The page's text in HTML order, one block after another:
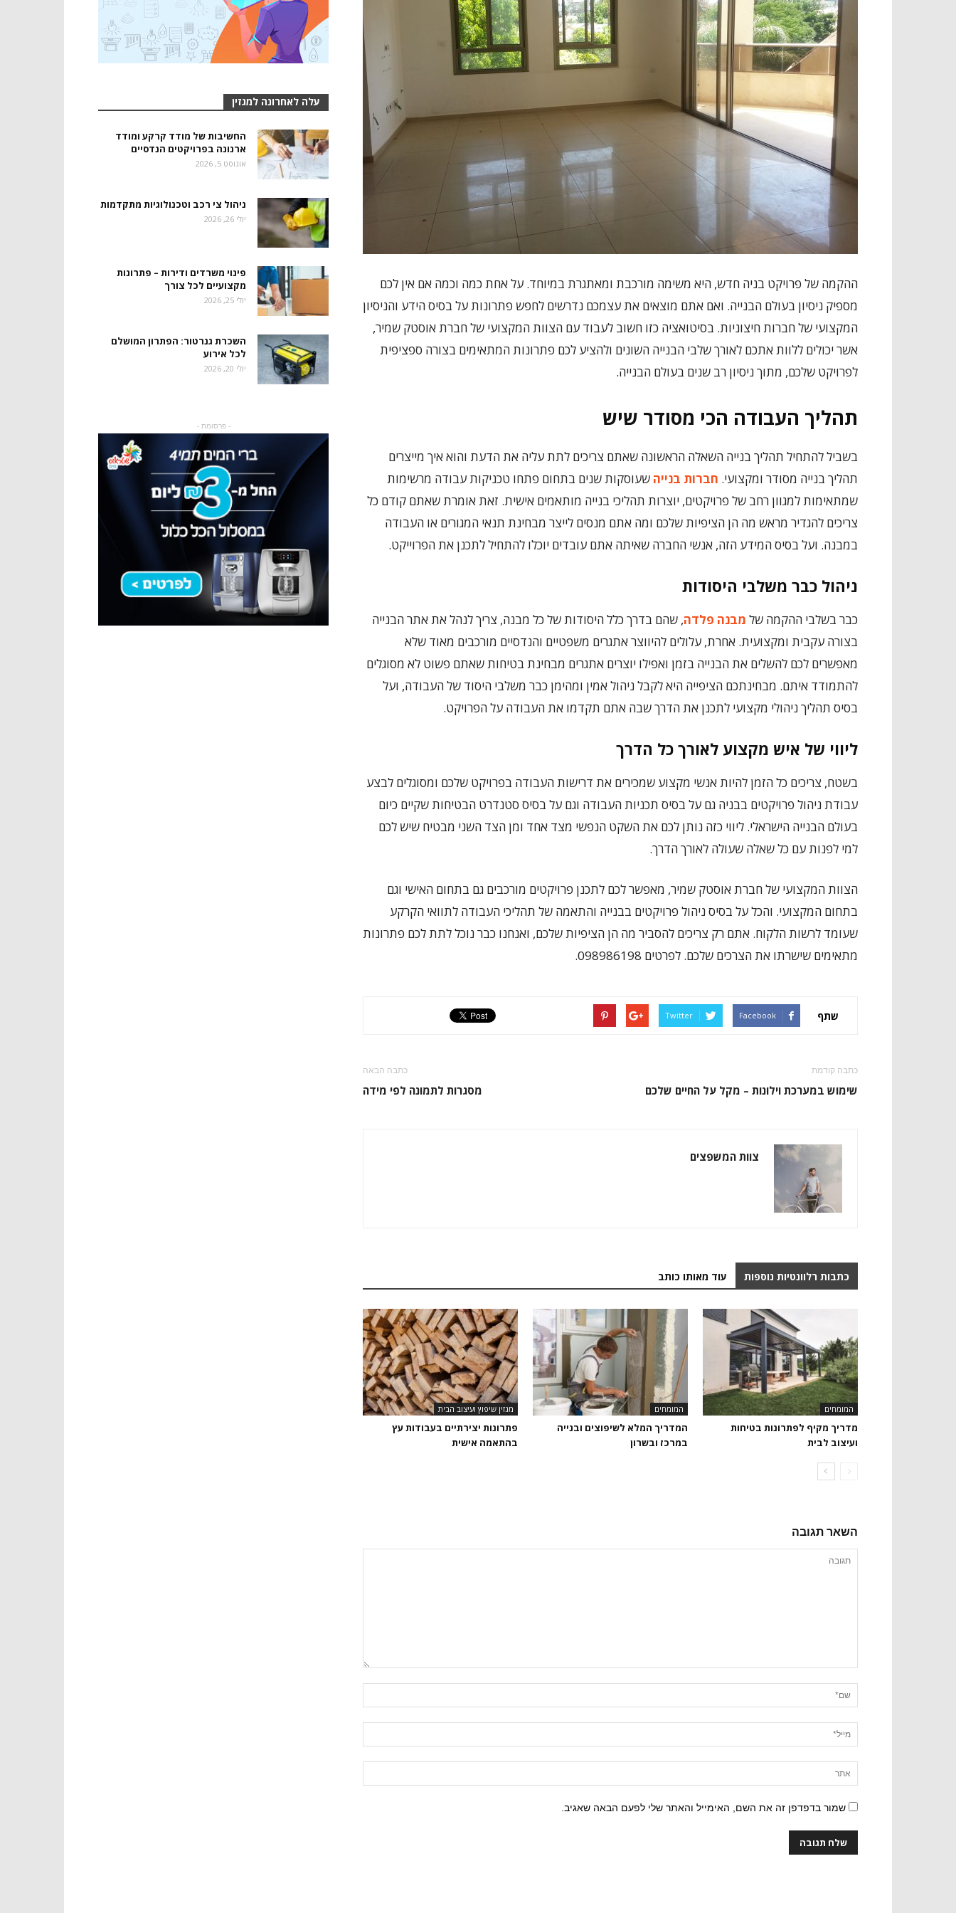
ההקמה של פרויקט בניה חדש, היא משימה מורכבת ומאתגרת במיוחד. על אחת כמה וכמה אם אין לכם
מספיק ניסיון בעולם הבנייה. ואם אתם מוצאים את עצמכם נדרשים לחפש פתרונות על בסיס הידע והניסיון
המקצועי של חברות חיצוניות. בסיטואציה כזו חשוב לעבוד עם הצוות המקצועי של חברת אוסטק שמיר,
אשר יכולים ללוות אתכם לאורך שלבי הבנייה השונים ולהציע לכם פתרונות המתאימים בצורה ספציפית
לפרויקט שלכם, מתוך ניסיון רב שנים בעולם הבנייה.
תהליך העבודה הכי מסודר שיש
בשביל להתחיל תהליך בנייה השאלה הראשונה שאתם צריכים לתת עליה את הדעת והוא איך מייצרים
תהליך בנייה מסודר ומקצועי. חברות בנייה שעוסקות שנים בתחום פתחו טכניקות עבודה מרשימות
שמתאימות למגוון רחב של פרויקטים, יוצרות תהליכי בנייה מותאמים אישית. זאת אומרת שאתם קודם כל
צריכים להגדיר מראש מה הן הציפיות שלכם ומה אתם מנסים לייצר מבחינת תנאי המגורים או העבודה
במבנה. ועל בסיס המידע הזה, אנשי החברה שאיתה אתם עובדים יוכלו להתחיל לתכנן את הפרוייקט.
ניהול כבר משלבי היסודות
כבר בשלבי ההקמה של מבנה פלדה, שהם בדרך כלל היסודות של כל מבנה, צריך לנהל את אתר הבנייה
בצורה עקבית ומקצועית. אחרת, עלולים להיווצר אתגרים משפטיים והנדסיים מורכבים מאוד שלא
מאפשרים לכם להשלים את הבנייה בזמן ואפילו יוצרים אתגרים מבחינת בטיחות שאתם פשוט לא מסוגלים
להתמודד איתם. מבחינתכם הציפייה היא לקבל ניהול אמין ומהימן כבר משלבי היסוד של העבודה, ועל
בסיס תהליך ניהולי מקצועי לתכנן את הדרך שבה אתם תקדמו את העבודה על הפרויקט.
ליווי של איש מקצוע לאורך כל הדרך
בשטח, צריכים כל הזמן להיות אנשי מקצוע שמכירים את דרישות העבודה בפרויקט שלכם ומסוגלים לבצע
עבודת ניהול פרויקטים בבניה גם על בסיס תכניות העבודה וגם על בסיס סטנדרט הבטיחות שקיים כיום
בעולם הבנייה הישראלי. ליווי כזה נותן לכם את השקט הנפשי מצד אחד ומן הצד השני מבטיח שיש לכם
למי לפנות עם כל שאלה שעולה לאורך הדרך.
הצוות המקצועי של חברת אוסטק שמיר, מאפשר לכם לתכנן פרויקטים מורכבים גם בתחום האישי וגם
בתחום המקצועי. והכל על בסיס ניהול פרויקטים בבנייה והתאמה של תהליכי העבודה לתוואי הקרקע
שעומד לרשות הלקוח. אתם רק צריכים להסביר מה הן הציפיות שלכם, ואנחנו כבר נוכל לתת לכם פתרונות
מתאימים שישרתו את הצרכים שלכם. לפרטים 098986198.
שתף Facebook
Twitter
כתבה קודמת
שימוש במערכת וילונות – מקל על החיים שלכם
כתבה הבאה
מסגרות לתמונה לפי מידה
צוות המשפצים
כתבות רלוונטיות נוספות עוד מאותו כותב
המומחים
מדריך מקיף לפתרונות בטיחות
ועיצוב לבית
המומחים
המדריך המלא לשיפוצים ובנייה
במרכז ובשרון
מגזין שיפוץ ועיצוב הבית
פתרונות יצירתיים בעבודות עץ
בהתאמה אישית
השאר תגובה
שמור בדפדפן זה את השם, האימייל והאתר שלי לפעם הבאה שאגיב.
עלה לאחרונה למגזין
החשיבות של מודד קרקע ומודד
ארנונה בפרויקטים הנדסיים
אוגוסט 5, 2026
ניהול צי רכב וטכנולוגיות מתקדמות
יולי 26, 2026
פינוי משרדים ודירות – פתרונות
מקצועיים לכל צורך
יולי 25, 2026
השכרת גנרטור: הפתרון המושלם
לכל אירוע
יולי 20, 2026
- פרסומת -